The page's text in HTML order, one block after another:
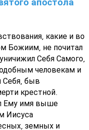
какие и во
Божиим, не почитал
Себя Самого,
человекам и
Себя, быв
крестной.
Ему имя выше
Иисуса
земных и